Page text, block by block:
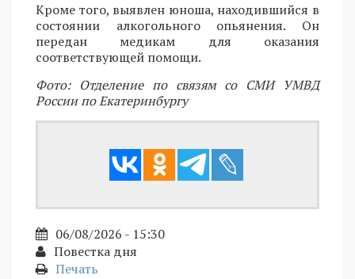
Кроме того, выявлен юноша, находившийся в
состоянии алкогольного опьянения. Он
передан медикам для оказания
соответствующей помощи.
Фото: Отделение по связям со СМИ УМВД
России по Екатеринбургу
06/08/2026 - 15:30
Повестка дня
Печать